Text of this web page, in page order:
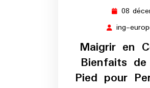
08
ing-
Maigrir en
Bienfaits
Pied pour